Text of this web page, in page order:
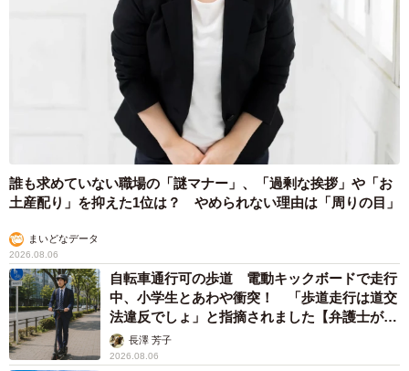
誰も求めていない職場の「謎マナー」、「過剰な挨拶」や「お
土産配り」を抑えた1位は？ やめられない理由は「周りの目」
まいどなデータ
2026.08.06
自転車通行可の歩道 電動キックボードで走行
中、小学生とあわや衝突！ 「歩道走行は道交
法違反でしょ」と指摘されました【弁護士が解
説】長澤 芳子
2026.08.06